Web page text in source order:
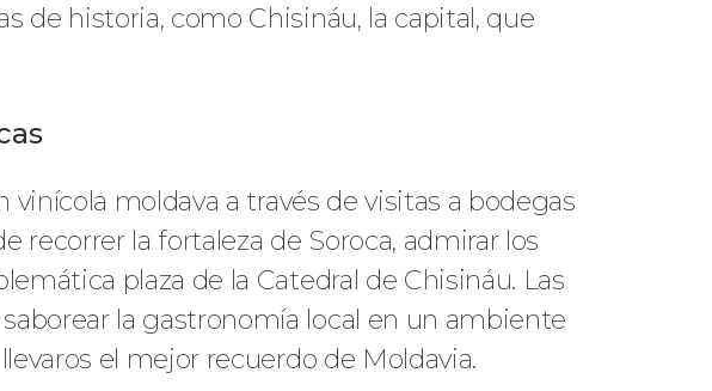
de historia, como Chisináu, la capital, que
moldava a través de visitas a bodegas
recorrer la fortaleza de Soroca, admirar los
plaza de la Catedral de Chisináu. Las
la gastronomía local en un ambiente
el mejor recuerdo de Moldavia.